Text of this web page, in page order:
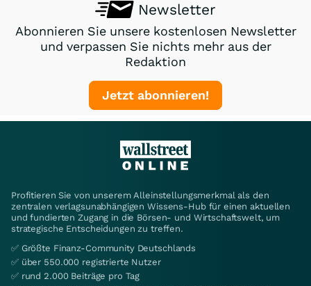
Newsletter
Abonnieren Sie unsere kostenlosen Newsletter
und verpassen Sie nichts mehr aus der
Redaktion
Jetzt abonnieren!
Profitieren Sie von unserem Alleinstellungsmerkmal als den
zentralen verlagsunabhängigen Wissens-Hub für einen aktuellen
und fundierten Zugang in die Börsen- und Wirtschaftswelt, um
strategische Entscheidungen zu treffen.
✅ Größte Finanz-Community Deutschlands
✅ über 550.000 registrierte Nutzer
✅ rund 2.000 Beiträge pro Tag